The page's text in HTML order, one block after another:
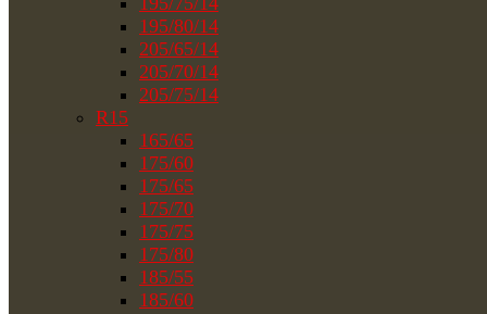
195/80/14
205/65/14
205/70/14
205/75/14
R15
165/65
175/60
175/65
175/70
175/75
175/80
185/55
185/60